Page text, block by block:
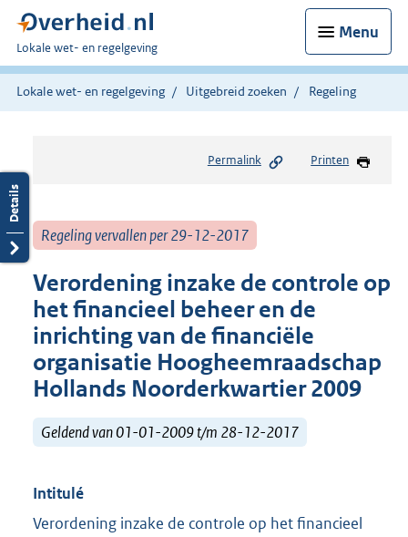
Menu
U
bent
hier:
Lokale wet- en regelgeving
Lokale wet- en regelgeving Uitgebreid zoeken Regeling
Permalink Printen
Regeling vervallen per 29-12-2017
Verordening inzake de controle op
het financieel beheer en de
inrichting van de financiële
organisatie Hoogheemraadschap
Hollands Noorderkwartier 2009
Geldend van 01-01-2009 t/m 28-12-2017
Intitulé
Verordening inzake de controle op het financieel